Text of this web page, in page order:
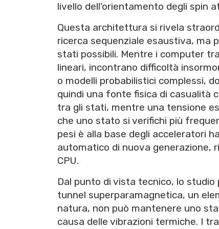
livello dell'orientamento degli spin
Questa architettura si rivela
ricerca sequenziale esaustiva, ma
stati possibili. Mentre i computer
lineari, incontrano difficoltà
o modelli probabilistici complessi,
quindi una fonte fisica di casualità
tra gli stati, mentre una tensione
che uno stato si verifichi più
pesi è alla base degli acceleratori
automatico di nuova generazione,
CPU.
Dal punto di vista tecnico, lo studio
tunnel superparamagnetica, un
natura, non può mantenere uno
causa delle vibrazioni termiche. I